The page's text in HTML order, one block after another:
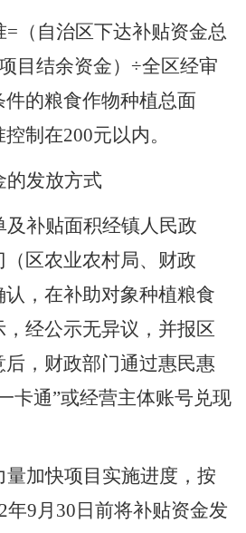
= （自治区下达补贴资金总
目结余资金） ÷全区经审
的粮食作物种植总面
控制在200元以内。
的发放方式
及补贴面积经镇人民政
（ 区农业农村局、财政
，在补助对象种植粮食
经公示无异议，并报区
后，财政部门通过惠民惠
卡通”或经营主体账号兑现
量加快项目实施进度，按
年9月 30 日前将补贴资金发